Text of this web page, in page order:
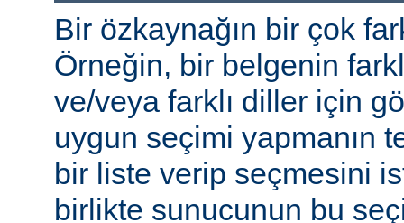
Bir özkaynağın bir çok
Örneğin, bir belgenin
ve/veya farklı diller için
uygun seçimi yapmanın
bir liste verip seçmesini
birlikte sunucunun bu